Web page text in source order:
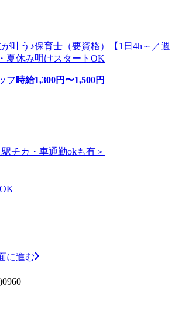
叶う♪保育士（要資格）【1日4h～／週
夏休み明けスタートOK
フ 時給1,300円〜1,500円
チカ・車通勤okも有＞
に進む